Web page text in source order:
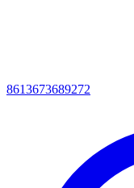
8613673689272